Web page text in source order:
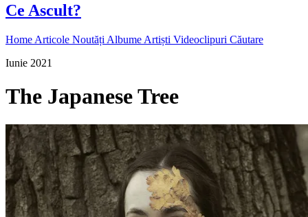
Ce Ascult?
Home Articole Noutăți Albume Artiști Videoclipuri Căutare
Iunie 2021
The Japanese Tree
Pagina externă
Pagina externă
Pagina externă
EBElven Bird